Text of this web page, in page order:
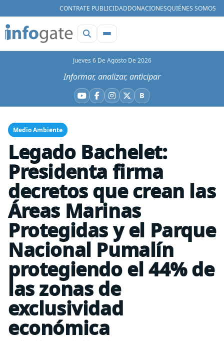
CONTRATE PUBLICIDADDONACIONESQUIÉNES SOMOS
Jueves 6 De Agosto De 2026
Informar, analizar, anticipar
YouTube
Facebook
Instagram
X BBluesky
Medio Ambiente
Legado Bachelet:
Presidenta firma
decretos que crean las
Áreas Marinas
Protegidas y el Parque
Nacional Pumalín
protegiendo el 44% de
las zonas de
exclusividad
económica